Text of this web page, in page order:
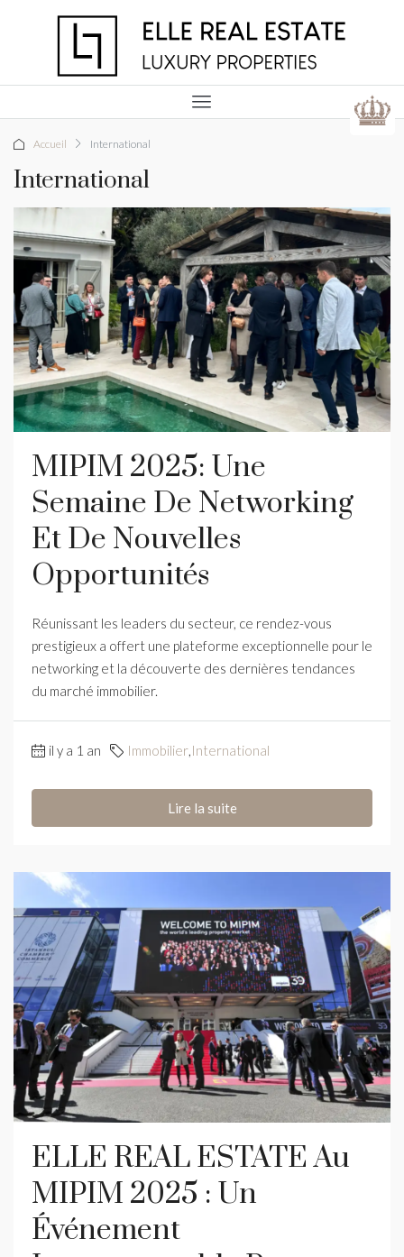
Accueil International
International
MIPIM 2025: Une
Semaine De Networking
Et De Nouvelles
Opportunités
Réunissant les leaders du secteur, ce rendez-vous
prestigieux a offert une plateforme exceptionnelle pour le
networking et la découverte des dernières tendances
du marché immobilier.
il y a 1 an Immobilier International
Lire la suite
ELLE REAL ESTATE Au
MIPIM 2025 : Un
Événement